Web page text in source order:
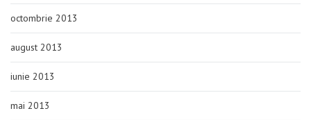
octombrie 2013
august 2013
iunie 2013
mai 2013